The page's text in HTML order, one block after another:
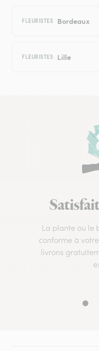
FLEURISTES Bordeaux
FLEURISTES Lille
La plante ou le
conforme à
livrons